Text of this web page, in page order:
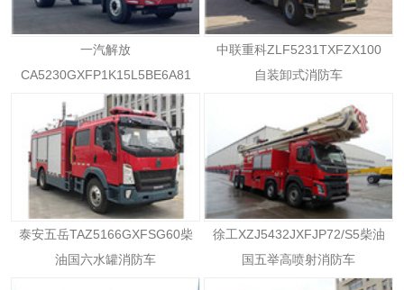
一汽解放
CA5230GXFP1K15L5BE6A81
柴油国六消防车
中联重科ZLF5231TXFZX100
自装卸式消防车
泰安五岳TAZ5166GXFSG60柴
油国六水罐消防车
徐工XZJ5432JXFJP72/S5柴油
国五举高喷射消防车